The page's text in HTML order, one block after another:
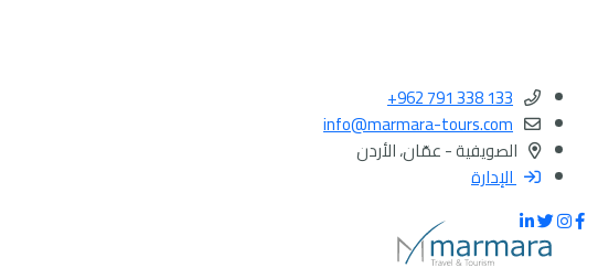
+962 791 338 133
info@marmara-tours.com
الصويفية - عمّان، الأردن
الإدارة